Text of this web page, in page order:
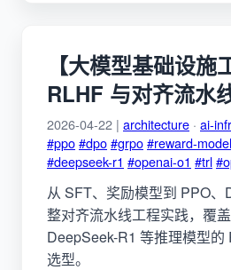
【大模型基础设施
RLHF 与对齐流水
2026-04-22 | architecture · ai-
#ppo#dpo#grpo#reward-model
#deepseek-r1 #openai-o1 #trl
从 SFT、奖励模型到 PPO
整对齐流水线工程实践，覆盖
DeepSeek-R1 等推理模型的
选型。